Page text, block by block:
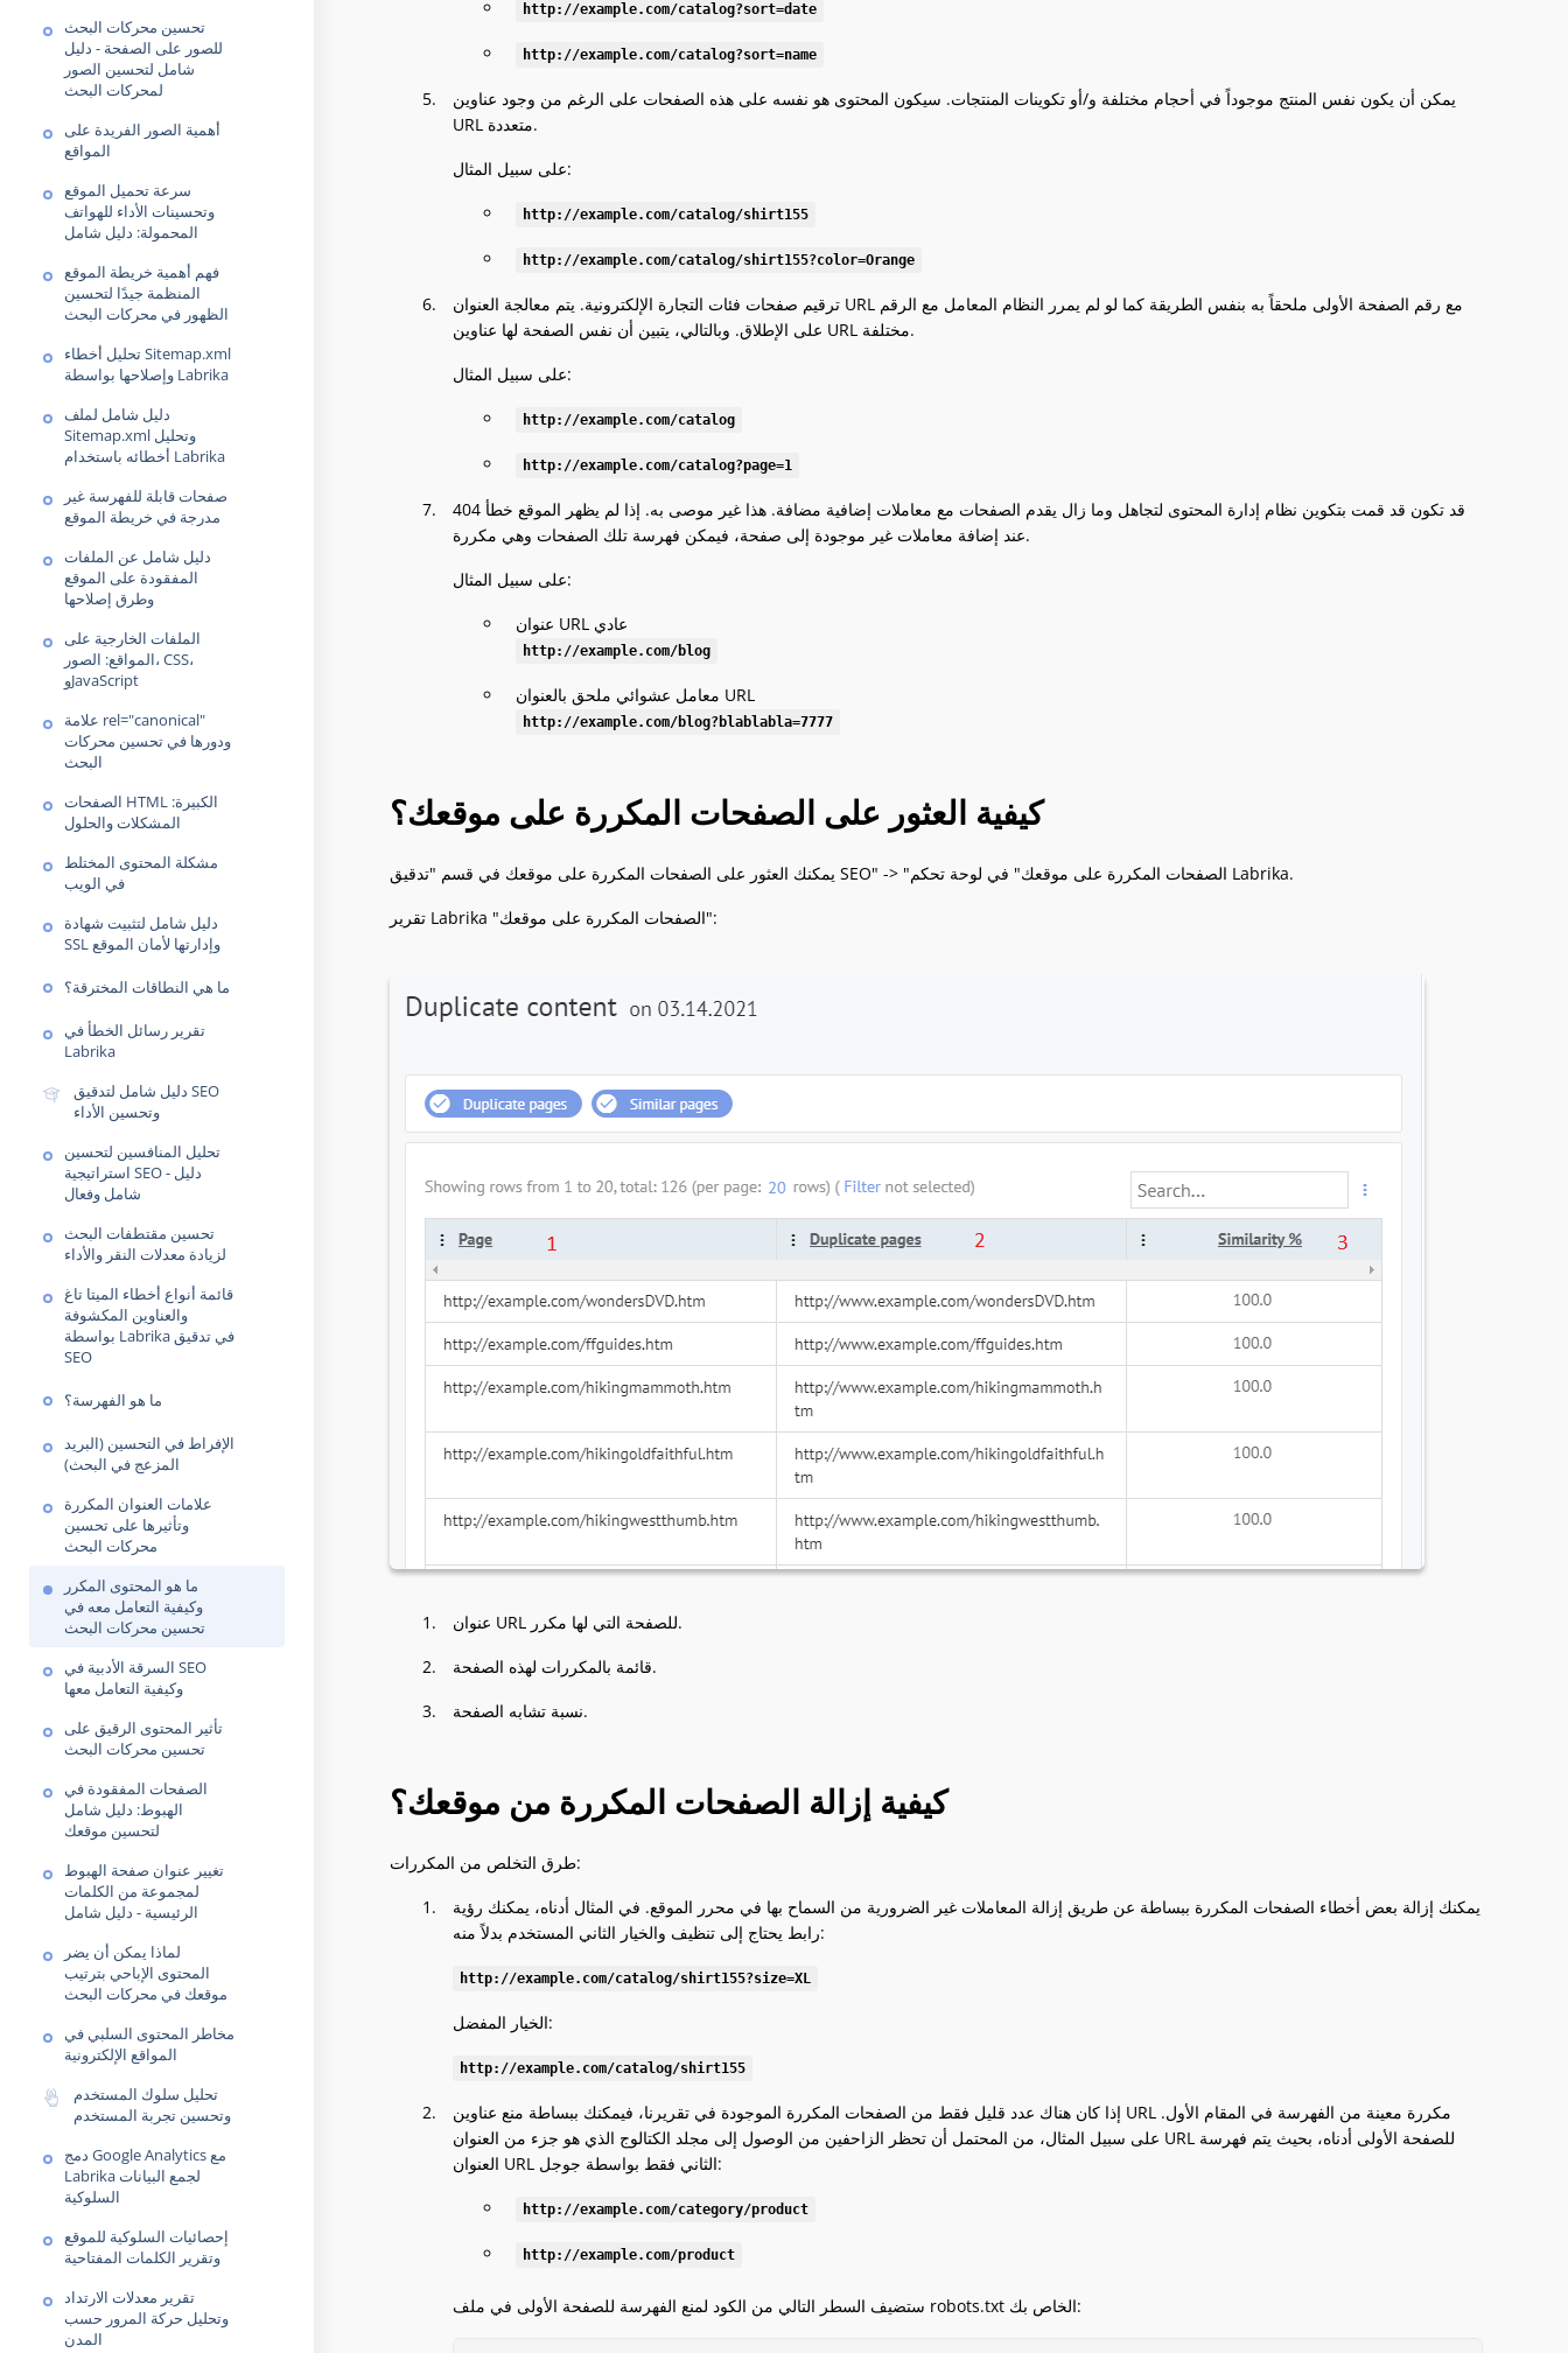
تحسين محركات البحث
للصور على الصفحة - دليل
شامل لتحسين الصور
لمحركات البحث
أهمية الصور الفريدة على
المواقع
سرعة تحميل الموقع
وتحسينات الأداء للهواتف
المحمولة: دليل شامل
فهم أهمية خريطة الموقع
المنظمة جيدًا لتحسين
الظهور في محركات البحث
تحليل أخطاء Sitemap.xml
وإصلاحها بواسطة Labrika
دليل شامل لملف
Sitemap.xml وتحليل
أخطائه باستخدام Labrika
صفحات قابلة للفهرسة غير
مدرجة في خريطة الموقع
دليل شامل عن الملفات
المفقودة على الموقع
وطرق إصلاحها
الملفات الخارجية على
المواقع: الصور، CSS،
وJavaScript
علامة rel="canonical"
ودورها في تحسين محركات
البحث
الصفحات HTML الكبيرة:
المشكلات والحلول
مشكلة المحتوى المختلط
في الويب
دليل شامل لتثبيت شهادة
SSL وإدارتها لأمان الموقع
ما هي النطاقات المخترقة؟
تقرير رسائل الخطأ في
Labrika
دليل شامل لتدقيق SEO
وتحسين الأداء
تحليل المنافسين لتحسين
استراتيجية SEO - دليل
شامل وفعال
تحسين مقتطفات البحث
لزيادة معدلات النقر والأداء
قائمة أنواع أخطاء الميتا تاغ
والعناوين المكشوفة
بواسطة Labrika في تدقيق
SEO
ما هو الفهرسة؟
الإفراط في التحسين (البريد
المزعج في البحث)
علامات العنوان المكررة
وتأثيرها على تحسين
محركات البحث
ما هو المحتوى المكرر
وكيفية التعامل معه في
تحسين محركات البحث
السرقة الأدبية في SEO
وكيفية التعامل معها
تأثير المحتوى الرقيق على
تحسين محركات البحث
الصفحات المفقودة في
الهبوط: دليل شامل
لتحسين موقعك
تغيير عنوان صفحة الهبوط
لمجموعة من الكلمات
الرئيسية - دليل شامل
لماذا يمكن أن يضر
المحتوى الإباحي بترتيب
موقعك في محركات البحث
مخاطر المحتوى السلبي في
المواقع الإلكترونية
تحليل سلوك المستخدم
وتحسين تجربة المستخدم
دمج Google Analytics مع
Labrika لجمع البيانات
السلوكية
إحصائيات السلوكية للموقع
وتقرير الكلمات المفتاحية
تقرير معدلات الارتداد
وتحليل حركة المرور حسب
المدن
http://example.com/catalog?sort=date
http://example.com/catalog?sort=name
يمكن أن يكون نفس المنتج موجوداً في أحجام مختلفة و/أو تكوينات المنتجات. سيكون المحتوى هو نفسه على هذه الصفحات على الرغم من وجود عناوين
URL متعددة.
على سبيل المثال:
http://example.com/catalog/shirt155
http://example.com/catalog/shirt155?color=Orange
ترقيم صفحات فئات التجارة الإلكترونية. يتم معالجة العنوان URL مع رقم الصفحة الأولى ملحقاً به بنفس الطريقة كما لو لم يمرر النظام المعامل مع الرقم
على الإطلاق. وبالتالي، يتبين أن نفس الصفحة لها عناوين URL مختلفة.
على سبيل المثال:
http://example.com/catalog
http://example.com/catalog?page=1
قد تكون قد قمت بتكوين نظام إدارة المحتوى لتجاهل وما زال يقدم الصفحات مع معاملات إضافية مضافة. هذا غير موصى به. إذا لم يظهر الموقع خطأ 404
عند إضافة معاملات غير موجودة إلى صفحة، فيمكن فهرسة تلك الصفحات وهي مكررة.
على سبيل المثال:
عنوان URL عادي
http://example.com/blog
معامل عشوائي ملحق بالعنوان URL
http://example.com/blog?blablabla=7777
كيفية العثور على الصفحات المكررة على موقعك؟
يمكنك العثور على الصفحات المكررة على موقعك في قسم "تدقيق SEO" -> "الصفحات المكررة على موقعك" في لوحة تحكم Labrika.
تقرير Labrika "الصفحات المكررة على موقعك":
عنوان URL للصفحة التي لها مكرر.
قائمة بالمكررات لهذه الصفحة.
نسبة تشابه الصفحة.
كيفية إزالة الصفحات المكررة من موقعك؟
طرق التخلص من المكررات:
يمكنك إزالة بعض أخطاء الصفحات المكررة ببساطة عن طريق إزالة المعاملات غير الضرورية من السماح بها في محرر الموقع. في المثال أدناه، يمكنك رؤية
رابط يحتاج إلى تنظيف والخيار الثاني المستخدم بدلاً منه:
http://example.com/catalog/shirt155?size=XL
الخيار المفضل:
http://example.com/catalog/shirt155
إذا كان هناك عدد قليل فقط من الصفحات المكررة الموجودة في تقريرنا، فيمكنك ببساطة منع عناوين URL مكررة معينة من الفهرسة في المقام الأول.
على سبيل المثال، من المحتمل أن تحظر الزاحفين من الوصول إلى مجلد الكتالوج الذي هو جزء من العنوان URL للصفحة الأولى أدناه، بحيث يتم فهرسة
العنوان URL الثاني فقط بواسطة جوجل:
http://example.com/category/product
http://example.com/product
ستضيف السطر التالي من الكود لمنع الفهرسة للصفحة الأولى في ملف robots.txt الخاص بك: